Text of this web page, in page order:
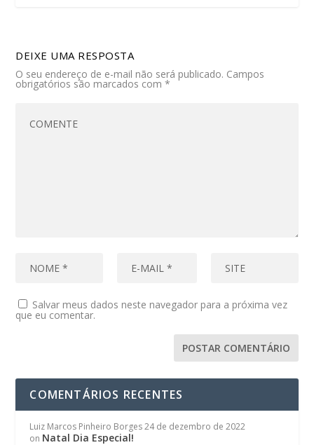
DEIXE UMA RESPOSTA
O seu endereço de e-mail não será publicado. Campos
obrigatórios são marcados com*
Salvar meus dados neste navegador para a próxima vez
que eu comentar.
COMENTÁRIOS RECENTES
Luiz Marcos Pinheiro Borges 24 de dezembro de 2022
on Natal Dia Especial!